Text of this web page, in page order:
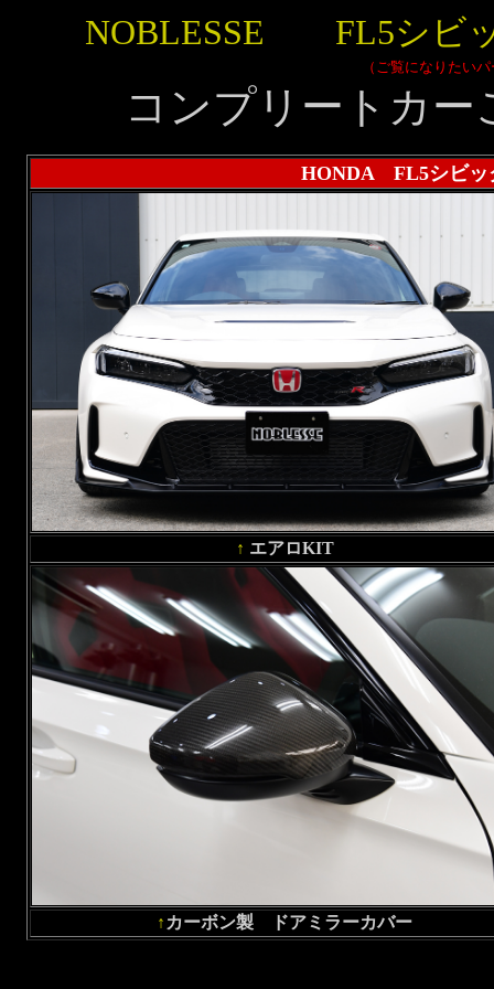
NOBLESSE FL5シビ
（ご覧になりたい
コンプリートカ
HONDA FL5シビッ
↑ エアロKIT
↑ カーボン製 ドアミラーカバー